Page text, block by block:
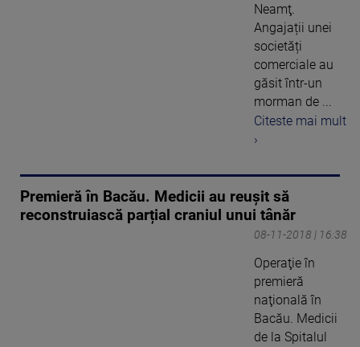
Neamţ.
Angajații unei
societăți
comerciale au
găsit într-un
morman de ...
Citeste mai mult
›
Premieră în Bacău. Medicii au reușit să
reconstruiască parțial craniul unui tânăr
08-11-2018 | 16:38
Operaţie în
premieră
naţională în
Bacău. Medicii
de la Spitalul